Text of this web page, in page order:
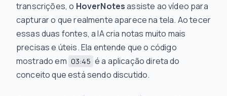
transcrições, o HoverNotesassiste ao vídeo para
capturar o que realmente aparece na tela. Ao tecer
essas duas fontes, a IA cria notas muito mais
precisas e úteis. Ela entende que o código
mostrado em 03:45 é a aplicação direta do
conceito que está sendo discutido.